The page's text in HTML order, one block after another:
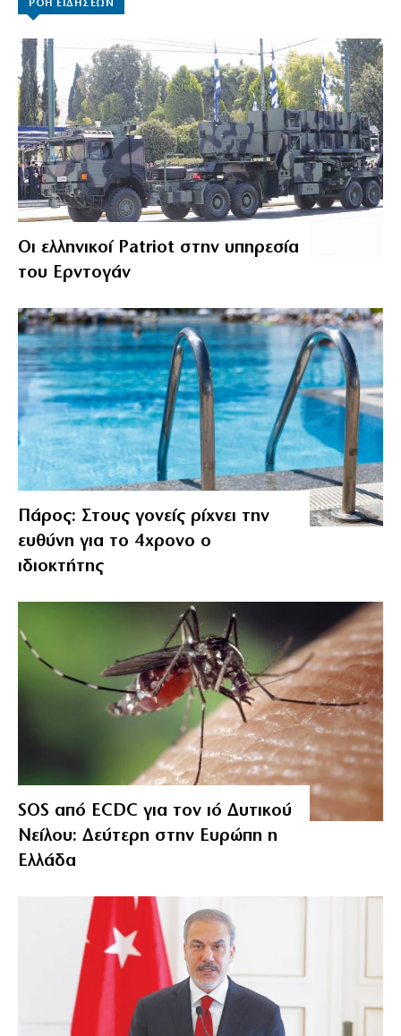
ΡΟΗ ΕΙΔΗΣΕΩΝ
Οι ελληνικοί Patriot στην υπηρεσία
του Ερντογάν
Πάρος: Στους γονείς ρίχνει την
ευθύνη για το 4χρονο ο
ιδιοκτήτης
SOS από ECDC για τον ιό Δυτικού
Νείλου: Δεύτερη στην Ευρώπη η
Ελλάδα